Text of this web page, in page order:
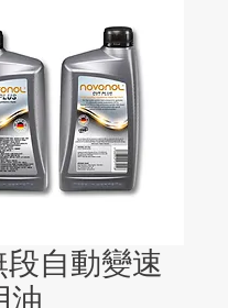
段自動變速
油